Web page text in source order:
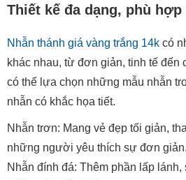
Thiết kế đa dạng, phù
Nhẫn thánh giá vàng trắng 14k có
khác nhau, từ đơn giản, tinh tế đến
có thể lựa chọn những mẫu nhẫn
nhẫn có khắc họa tiết.
Nhẫn trơn: Mang vẻ đẹp tối giản,
những người yêu thích sự đơn giản.
Nhẫn đính đá: Thêm phần lấp